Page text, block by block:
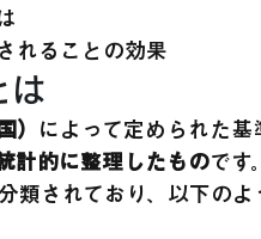
れることの効果
は
）
によって定められた
計的に整理したものです
類されており、以下の